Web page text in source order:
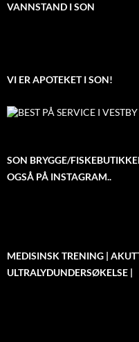
VANNSTAND I SON
VI ER APOTEKET I SON!
SON BRYGGE/
OGSÅ PÅ INSTAGRAM..
MEDISINSK TRENING |
ULTRALYDUNDERSØKELSE |